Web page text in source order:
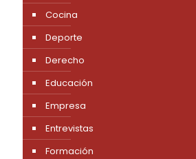
Cocina
Deporte
Derecho
Educación
Empresa
Entrevistas
Formación